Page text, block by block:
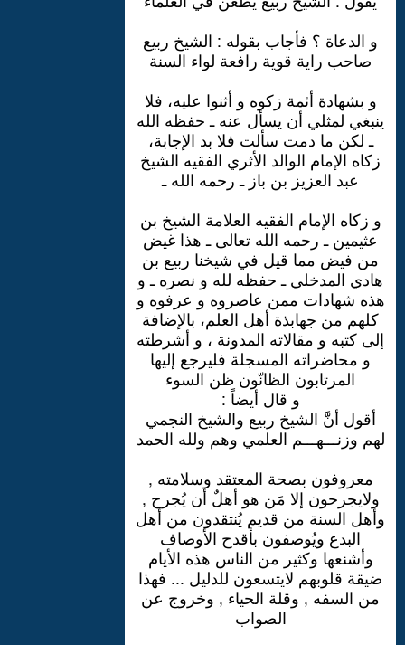
و الدعاة ؟ فأجاب بقوله : الشيخ ربيع
صاحب راية قوية رافعة لواء السنة
و بشهادة أئمة زكوه و أثنوا عليه، فلا
ينبغي لمثلي أن يسأل عنه ـ حفظه الله
ـ لكن ما دمت سألت فلا بد الإجابة،
زكاه الإمام الوالد الأثري الفقيه الشيخ
عبد العزيز بن باز ـ رحمه الله ـ
و زكاه الإمام الفقيه العلامة الشيخ بن
عثيمين ـ رحمه الله تعالى ـ هذا غيض
من فيض مما قيل في شيخنا ربيع بن
هادي المدخلي ـ حفظه لله و نصره ـ و
هذه شهادات ممن عاصروه و عرفوه و
كلهم من جهابذة أهل العلم، بالإضافة
إلى كتبه و مقالاته المدونة ، و أشرطته
و محاضراته المسجلة فليرجع إليها
المرتابون الظانّون ظن السوء
و قال أيضاً :
أقول أنَّ الشيخ ربيع والشيخ النجمي
لهم وزنـــهـــم العلمي وهم ولله الحمد
معروفون بصحة المعتقد وسلامته ,
ولايجرحون إلا مَن هو أهلٌ أن يُجرح ,
وأهل السنة من قديم يُنتقدون من أهل
البدع ويُوصفون بأقدح الأوصاف
وأشنعها وكثير من الناس هذه الأيام
ضيقة قلوبهم لايتسعون للدليل ... فهذا
من السفه , وقلة الحياء , وخروج عن
الصواب